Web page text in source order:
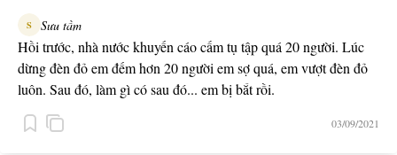
S Sưu tầm
Hồi trước, nhà nước khuyến cáo cấm tụ tập quá 20 người. Lúc
dừng đèn đỏ em đếm hơn 20 người em sợ quá, em vượt đèn đỏ
luôn. Sau đó, làm gì có sau đó... em bị bắt rồi.
03/09/2021